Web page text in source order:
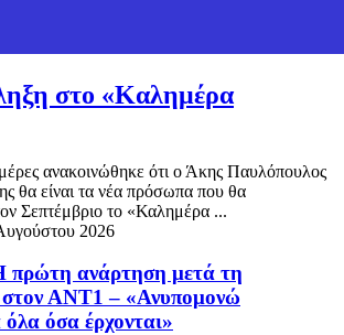
στο «Καλημέρα
ανακοινώθηκε ότι ο Άκης Παυλόπουλος
θα είναι τα νέα πρόσωπα που θα
Σεπτέμβριο το «Καλημέρα ...
2026
πρώτη ανάρτηση μετά τη
ΑΝΤ1 – «Ανυπομονώ
όσα έρχονται»